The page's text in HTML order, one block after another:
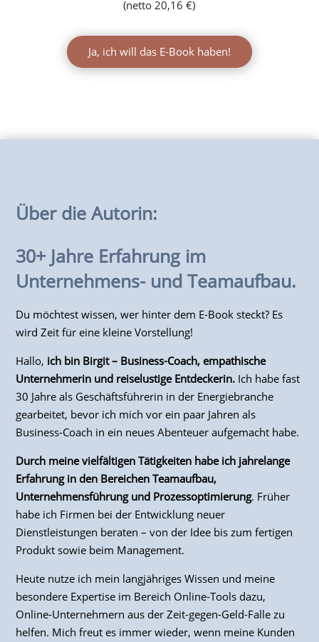
(netto20,16€)
Ja, ich will das E-Book haben!
Über die Autorin:
30+ Jahre Erfahrung im
Unternehmens- und Teamaufbau.
Du möchtest wissen, wer hinter dem E-Book steckt? Es
wird Zeit für eine kleine Vorstellung!
Hallo, ich bin Birgit – Business-Coach, empathische
Unternehmerin und reiselustige Entdeckerin. Ich habe fast
30 Jahre als Geschäftsführerin in der Energiebranche
gearbeitet, bevor ich mich vor ein paar Jahren als
Business-Coach in ein neues Abenteuer aufgemacht habe.
Durch meine vielfältigen Tätigkeiten habe ich jahrelange
Erfahrung in den Bereichen Teamaufbau,
Unternehmensführung und Prozessoptimierung. Früher
habe ich Firmen bei der Entwicklung neuer
Dienstleistungen beraten – von der Idee bis zum fertigen
Produkt sowie beim Management.
Heute nutze ich mein langjähriges Wissen und meine
besondere Expertise im Bereich Online-Tools dazu,
Online-Unternehmern aus der Zeit-gegen-Geld-Falle zu
helfen. Mich freut es immer wieder, wenn meine Kunden